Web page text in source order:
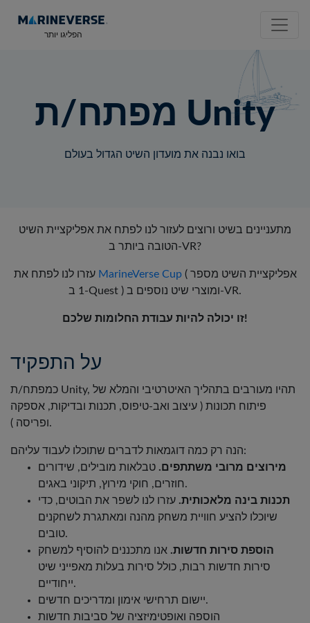
הפליגו יותר
מפתח/ת Unity
בואו נבנה את מועדון השיט הגדול בעולם
מתעניינים בשיט ורוצים לעזור לנו לפתח את אפליקציית השיט
הטובה ביותר ב-VR?
עזרו לנו לפתח את MarineVerse Cup( אפליקציית השיט מספר
1 ב-Quest ) ומוצרי שיט נוספים ב-VR.
זו יכולה להיות עבודת החלומות שלכם!
על התפקיד
כמפתח/ת Unity, תהיו מעורבים בתהליך האיטרטיבי והמלא של
פיתוח תכונות ( עיצוב ואב-טיפוס, תכנות ובדיקות, אספקה
ופריסה ).
הנה רק כמה דוגמאות לדברים שתוכלו לעבוד עליהם:
מירוצים מרובי משתתפים. טבלאות מובילים, שידורים
חוזרים, חוקי מירוץ, תיקוני באגים.
תכנות בינה מלאכותית. עזרו לנו לשפר את הבוטים, כדי
שיוכלו להציע חוויית משחק מהנה ומאתגרת לשחקנים
טובים.
הוספת סירות חדשות. אנו מתכננים להוסיף למשחק
סירות חדשות רבות, כולל סירות בעלות מאפייני שיט
ייחודיים.
יישום תרחישי אימון ומדריכים חדשים.
הוספה ואופטימיזציה של סביבות חדשות